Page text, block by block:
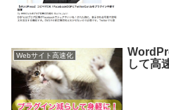
Webサイト高速化
して高